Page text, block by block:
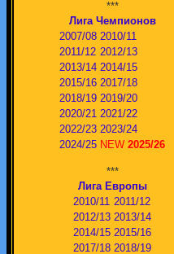
***
Лига Чемпионов
2007/08 2010/11
2011/12 2012/13
2013/14 2014/15
2015/16 2017/18
2018/19 2019/20
2020/21 2021/22
2022/23 2023/24
2024/25 NEW 2025/26
***
Лига Европы
2010/11 2011/12
2012/13 2013/14
2014/15 2015/16
2017/18 2018/19